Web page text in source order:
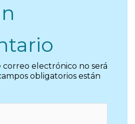
correo electrónico no será
obligatorios están